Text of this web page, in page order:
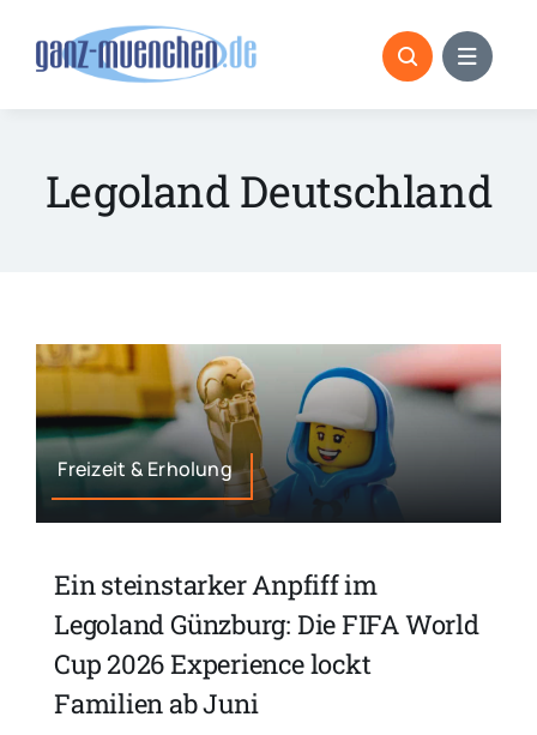
Legoland Deutschland
Freizeit & Erholung
Ein steinstarker Anpfiff im
Legoland Günzburg: Die FIFA World
Cup 2026 Experience lockt
Familien ab Juni